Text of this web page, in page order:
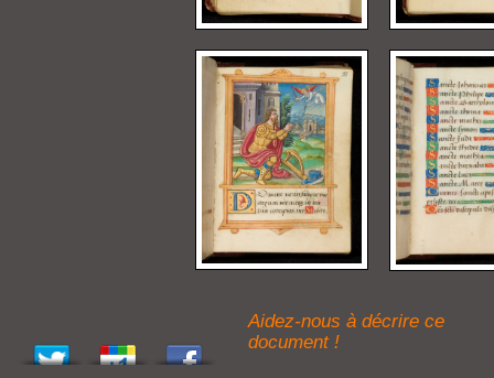
Aidez-nous à décrire ce
document !